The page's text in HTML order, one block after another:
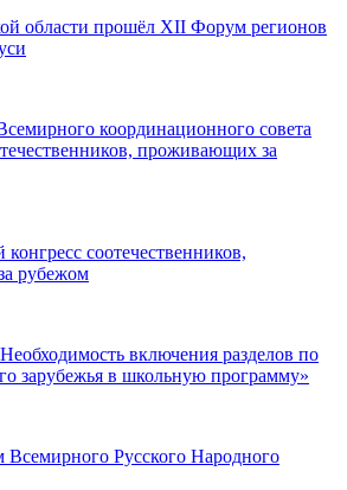
области прошёл XII Форум регионов
координационного совета
проживающих за
соотечественников,
рубежом
включения разделов по
зарубежья в школьную программу»
Русского Народного